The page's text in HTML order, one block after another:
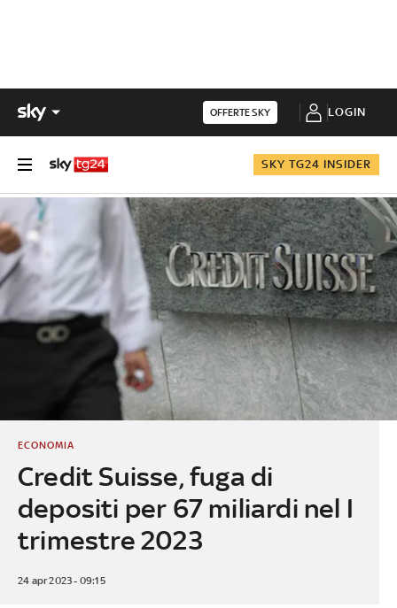
OFFERTE SKY LOGIN
SKY TG24 INSIDER
Credit Suisse, fuga di
depositi per 67 miliardi nel I
trimestre 2023
ECONOMIA
24 apr 2023 - 09:15